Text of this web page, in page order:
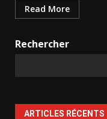
Read More
Rechercher
ARTICLES RÉCENTS